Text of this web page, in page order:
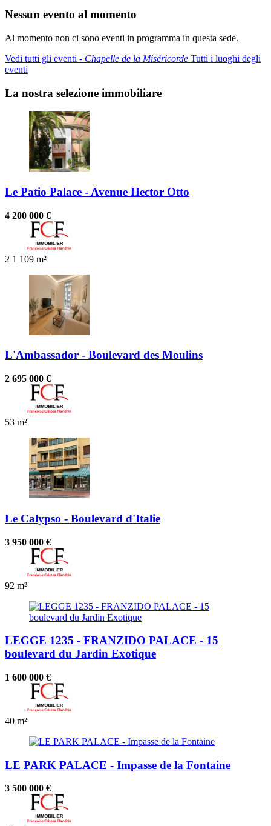
Nessun evento al momento
Al momento non ci sono eventi in programma in questa sede.
Vedi tutti gli eventi ‐ Chapelle de la Miséricorde Tutti i luoghi degli
eventi
La nostra selezione immobiliare
Le Patio Palace - Avenue Hector Otto
4 200 000 €
2 1 109 m²
L'Ambassador - Boulevard des Moulins
2 695 000 €
53 m²
Le Calypso - Boulevard d'Italie
3 950 000 €
92 m²
LEGGE 1235 - FRANZIDO PALACE - 15
boulevard du Jardin Exotique
1 600 000 €
40 m²
LE PARK PALACE - Impasse de la Fontaine
3 500 000 €